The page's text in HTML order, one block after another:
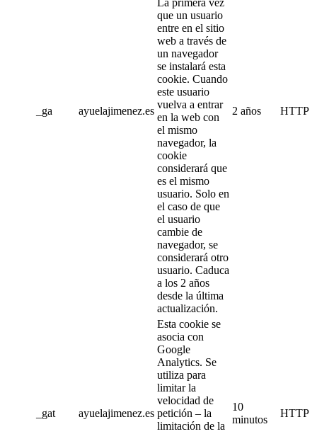
_ga ayuelajimenez.es
La primera vez
que un usuario
entre en el sitio
web a través de
un navegador
se instalará esta
cookie. Cuando
este usuario
vuelva a entrar
en la web con
el mismo
navegador, la
cookie
considerará que
es el mismo
usuario. Solo en
el caso de que
el usuario
cambie de
navegador, se
considerará otro
usuario. Caduca
a los 2 años
desde la última
actualización.
2 años HTTP
_gat ayuelajimenez.es
Esta cookie se
asocia con
Google
Analytics. Se
utiliza para
limitar la
velocidad de
petición – la
limitación de la
10
minutos
HTTP